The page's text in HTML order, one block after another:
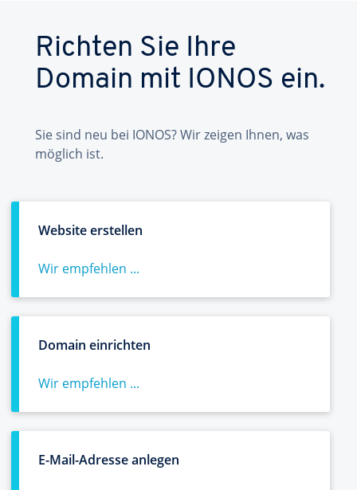
Richten Sie Ihre
Domain mit IONOS ein.
Sie sind neu bei IONOS? Wir zeigen Ihnen, was
möglich ist.
Website erstellen
Wir empfehlen ...
Domain einrichten
Wir empfehlen ...
E-Mail-Adresse anlegen